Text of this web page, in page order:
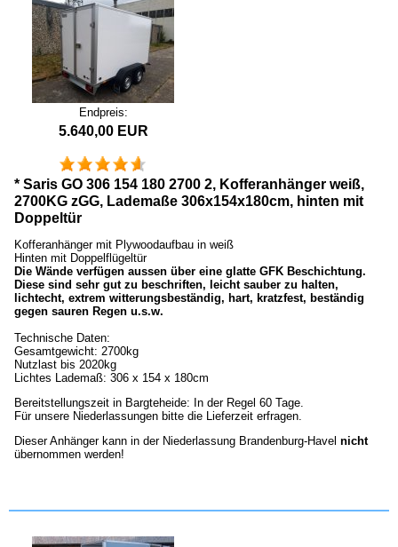
Endpreis:
5.640,00 EUR
* Saris GO 306 154 180 2700 2, Kofferanhänger weiß,
2700KG zGG, Lademaße 306x154x180cm, hinten mit
Doppeltür
Kofferanhänger mit Plywoodaufbau in weiß
Hinten mit Doppelflügeltür
Die Wände verfügen aussen über eine glatte GFK Beschichtung.
Diese sind sehr gut zu beschriften, leicht sauber zu halten,
lichtecht, extrem witterungsbeständig, hart, kratzfest, beständig
gegen sauren Regen u.s.w.
Technische Daten:
Gesamtgewicht: 2700kg
Nutzlast bis 2020kg
Lichtes Lademaß: 306 x 154 x 180cm
Bereitstellungszeit in Bargteheide: In der Regel 60 Tage.
Für unsere Niederlassungen bitte die Lieferzeit erfragen.
Dieser Anhänger kann in der Niederlassung Brandenburg-Havel nicht
übernommen werden!